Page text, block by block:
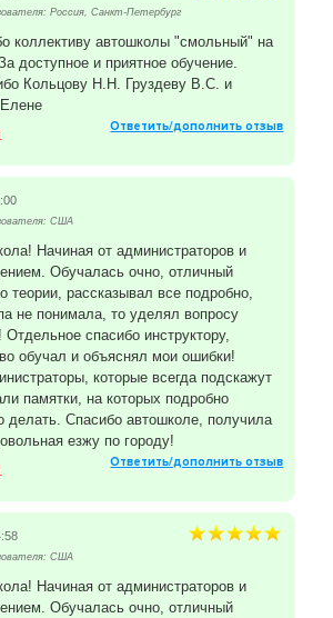
Россия, Санкт-Петербург
коллективу автошколы "смольный" на
доступное и приятное обучение.
Кольцову Н.Н. Груздеву В.С. и
Ответить/дополнить отзыв
США
Начиная от администраторов и
Обучалась очно, отличный
теории, рассказывал все подробно,
не понимала, то уделял вопросу
спасибо инструктору,
обучал и объяснял мои ошибки!
которые всегда подскажут
памятки, на которых подробно
делать. Спасибо автошколе, получила
езжу по городу!
Ответить/дополнить отзыв
США
Начиная от администраторов и
Обучалась очно, отличный